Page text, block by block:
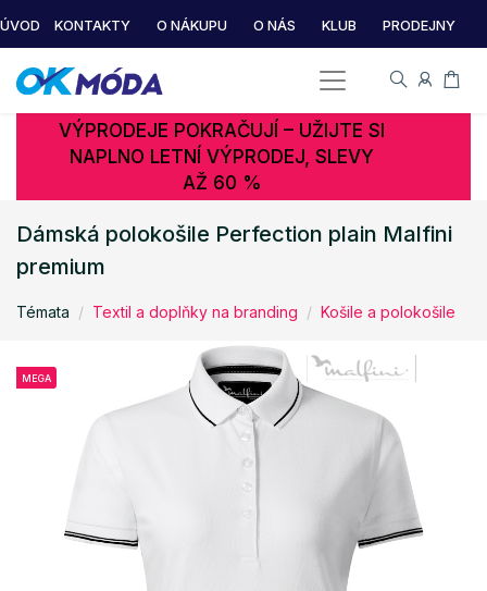
ÚVOD KONTAKTY O NÁKUPU O NÁS KLUB PRODEJNY
VÝPRODEJE POKRAČUJÍ – UŽIJTE SI
NAPLNO LETNÍ VÝPRODEJ, SLEVY
AŽ 60 %
Dámská polokošile Perfection plain Malfini
premium
Témata Textil a doplňky na branding Košile a polokošile
MEGA